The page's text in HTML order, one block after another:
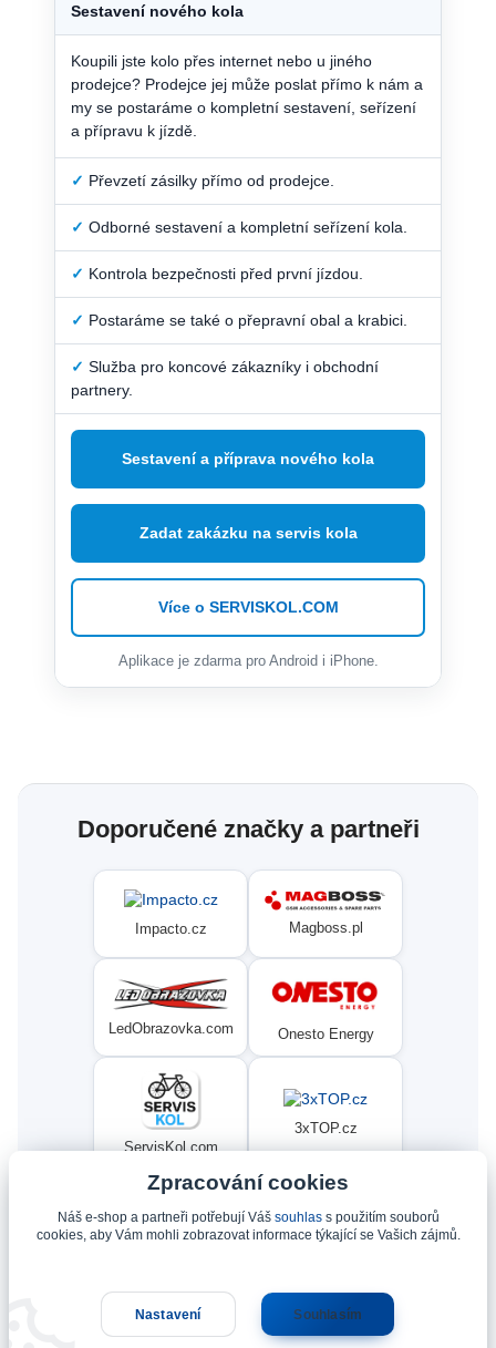
Sestavení nového kola
Koupili jste kolo přes internet nebo u jiného
prodejce? Prodejce jej může poslat přímo k nám a
my se postaráme o kompletní sestavení, seřízení
a přípravu k jízdě.
✓ Převzetí zásilky přímo od prodejce.
✓ Odborné sestavení a kompletní seřízení kola.
✓ Kontrola bezpečnosti před první jízdou.
✓ Postaráme se také o přepravní obal a krabici.
✓ Služba pro koncové zákazníky i obchodní
partnery.
Sestavení a příprava nového kola
Zadat zakázku na servis kola
Více o SERVISKOL.COM
Aplikace je zdarma pro Android i iPhone.
Doporučené značky a partneři
Impacto.cz Magboss.pl
LedObrazovka.com Onesto Energy
ServisKol.com
3xTOP.cz
Condat Ninex.cz
Zpracování cookies
Náš e-shop a partneři potřebují Váš souhlass použitím souborů
cookies, aby Vám mohli zobrazovat informace týkající se Vašich zájmů.
Nastavení Souhlasím